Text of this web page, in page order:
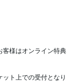
客様はオンライン特典
ト上での受付となり